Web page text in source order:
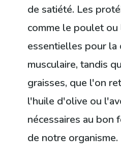
de satiété. Les
comme le poulet
essentielles pour la
musculaire, tandis
graisses, que l'on
l'huile d'olive ou
nécessaires au bon
de notre organisme.